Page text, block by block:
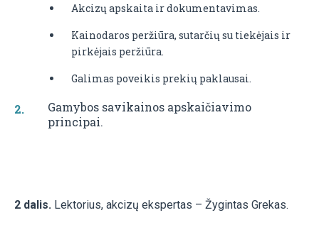
Akcizų apskaita ir dokumentavimas.
Kainodaros peržiūra, sutarčių su tiekėjais ir
pirkėjais peržiūra.
Galimas poveikis prekių paklausai.
Gamybos savikainos apskaičiavimo
principai.
2 dalis. Lektorius, akcizų ekspertas – Žygintas Grekas.